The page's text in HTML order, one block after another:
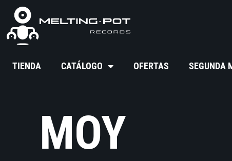
TIENDA CATÁLOGO OFERTAS SEGUNDA
MOY